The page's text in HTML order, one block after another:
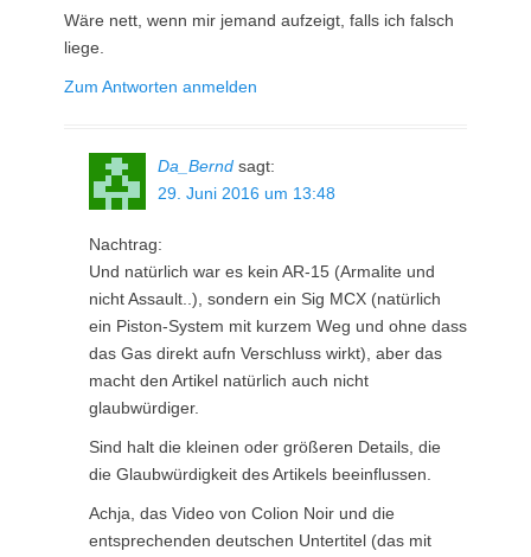
Wäre nett, wenn mir jemand aufzeigt, falls ich falsch
liege.
Zum Antworten anmelden
Da_Bernd sagt:
29. Juni 2016 um 13:48
Nachtrag:
Und natürlich war es kein AR-15 (Armalite und
nicht Assault..), sondern ein Sig MCX (natürlich
ein Piston-System mit kurzem Weg und ohne dass
das Gas direkt aufn Verschluss wirkt), aber das
macht den Artikel natürlich auch nicht
glaubwürdiger.
Sind halt die kleinen oder größeren Details, die
die Glaubwürdigkeit des Artikels beeinflussen.
Achja, das Video von Colion Noir und die
entsprechenden deutschen Untertitel (das mit